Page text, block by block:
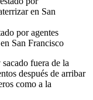
por agentes
San Francisco
fuera de la
después de arribar
como a la